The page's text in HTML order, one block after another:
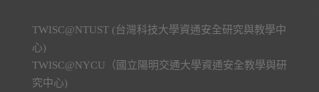
TWISC@NTUST (台灣科技大學資通安全研究與教學中
心)
TWISC@NYCU（國立陽明交通大學資通安全教學與研
究中心)